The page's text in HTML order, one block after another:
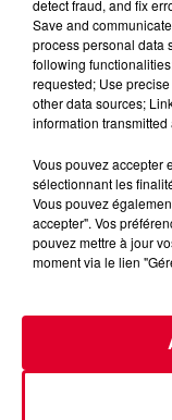
detect fraud, and fix
Save and
process personal data
following
requested; Use
other data sources;
information transmitted
Vous pouvez accepter
sélectionnant les
Vous pouvez
accepter". Vos
pouvez mettre à jour
moment via le lien